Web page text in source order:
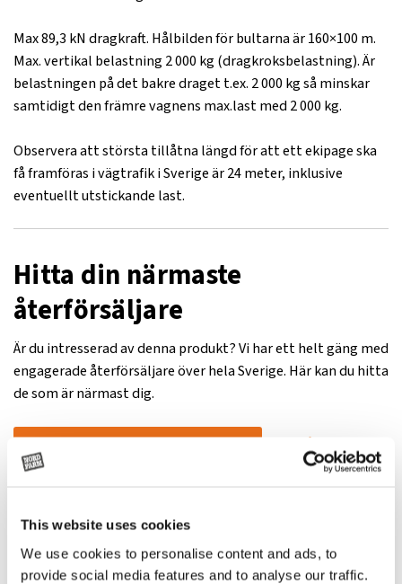
This website uses cookies
We use cookies to personalise content and ads, to
provide social media features and to analyse our traffic.
Max 89,3 kN dragkraft. Hålbilden för bultarna är 160×100 m.
Max. vertikal belastning 2 000 kg (dragkroksbelastning). Är
belastningen på det bakre draget t.ex. 2 000 kg så minskar
samtidigt den främre vagnens max.last med 2 000 kg.
Observera att största tillåtna längd för att ett ekipage ska
få framföras i vägtrafik i Sverige är 24 meter, inklusive
eventuellt utstickande last.
Hitta din närmaste
återförsäljare
Är du intresserad av denna produkt? Vi har ett helt gäng med
engagerade återförsäljare över hela Sverige. Här kan du hitta
de som är närmast dig.
Visa på Google